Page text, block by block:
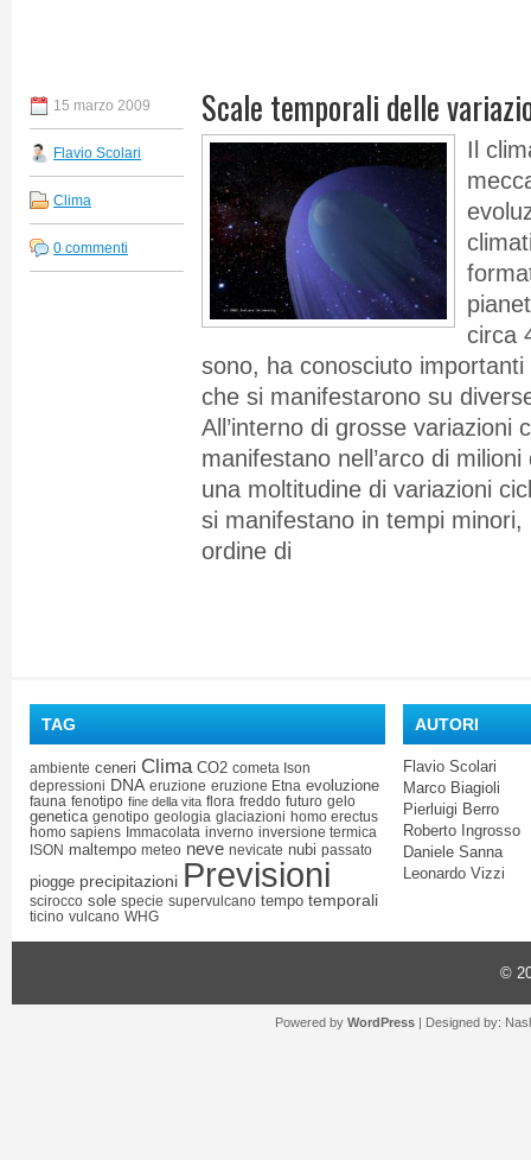
15 marzo 2009
Flavio Scolari
Clima
0 commenti
Scale temporali delle
Il
circa
sono, ha conosciuto
che si manifestarono su
All’interno di grosse variazioni
manifestano nell’arco di
una moltitudine di variazioni
si manifestano in tempi
ordine di
TAG
ambiente ceneri Clima CO2 cometa Ison
depressioni DNA eruzione eruzione Etna evoluzione
fauna fenotipo fine della vita flora freddo futuro gelo
genetica genotipo geologia glaciazioni homo erectus
homo sapiens Immacolata inverno inversione termica
ISON maltempo meteo neve nevicate nubi passato
piogge precipitazioni Previsioni
scirocco sole specie supervulcano tempo temporali
ticino vulcano WHG
AUTORI
Flavio Scolari
Marco Biagioli
Pierluigi Berro
Roberto Ingrosso
Daniele Sanna
Leonardo Vizzi
©
Powered by WordPress | Designed by: